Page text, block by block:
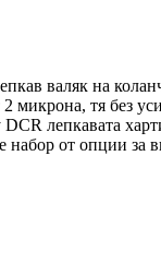
валяк на
микрона, тя
лепкавата
от опции за